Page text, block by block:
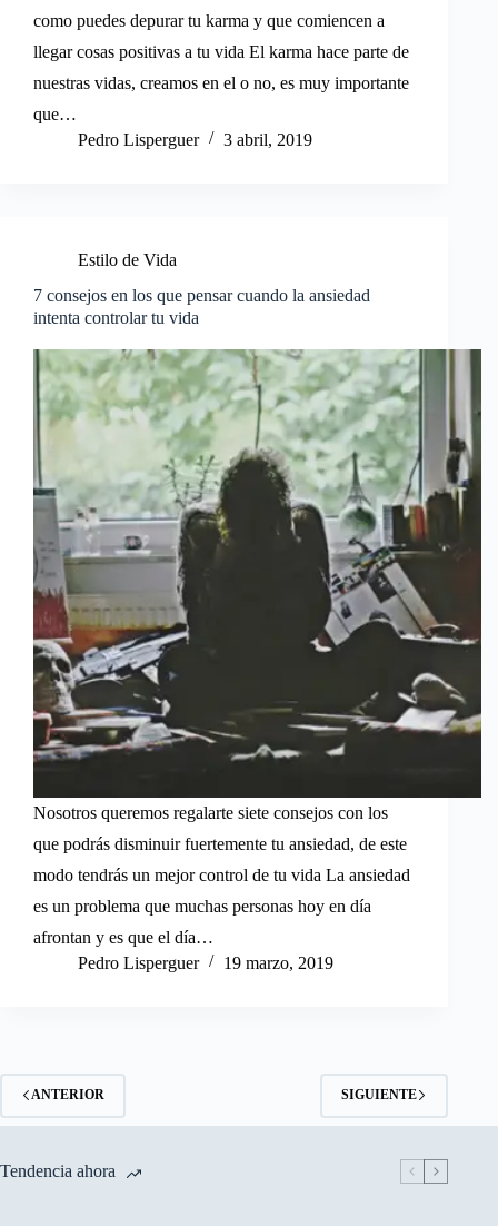
como puedes depurar tu karma y que comiencen a
llegar cosas positivas a tu vida El karma hace parte de
nuestras vidas, creamos en el o no, es muy importante
que…
Pedro Lisperguer
3 abril, 2019
Estilo de Vida
7 consejos en los que pensar cuando la ansiedad
intenta controlar tu vida
Nosotros queremos regalarte siete consejos con los
que podrás disminuir fuertemente tu ansiedad, de este
modo tendrás un mejor control de tu vida La ansiedad
es un problema que muchas personas hoy en día
afrontan y es que el día…
Pedro Lisperguer
19 marzo, 2019
ANTERIOR SIGUIENTE
Tendencia ahora